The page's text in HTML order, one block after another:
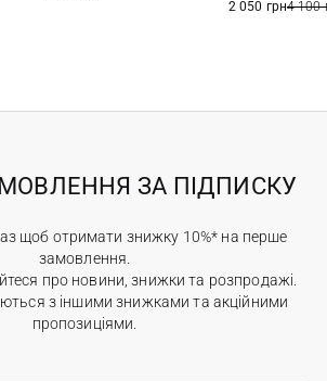
2 050 грн4 100
ЗА ПІДПИСКУ
щоб отримати знижку 10%* на перше
замовлення.
про новини, знижки та розпродажі.
з іншими знижками та акційними
пропозиціями.